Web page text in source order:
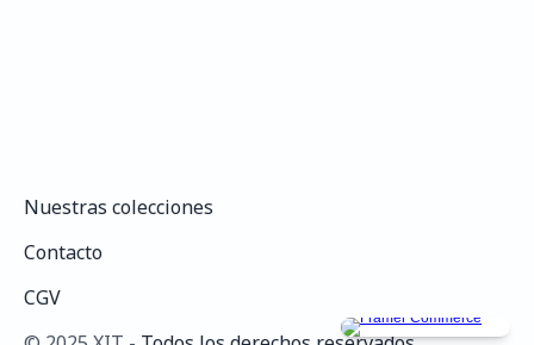
Nuestras colecciones
Contacto
CGV